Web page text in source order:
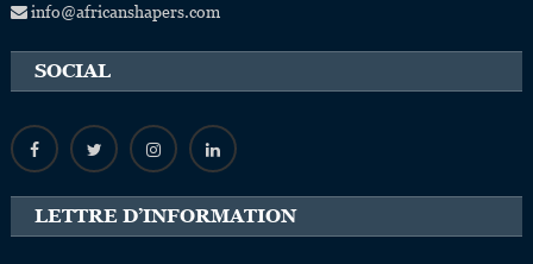
info@africanshapers.com
SOCIAL
LETTRE D’INFORMATION